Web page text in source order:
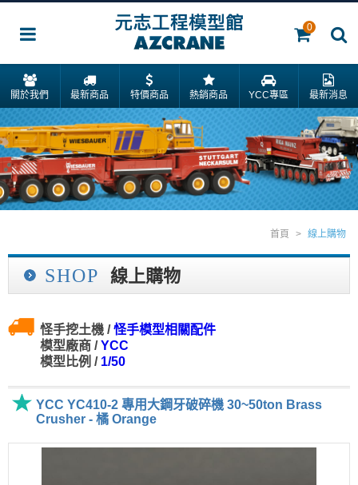
0
關於我們 最新商品 特價商品 熱銷商品 YCC專區 最新消息
SHOP 線上購物
首頁 > 線上購物
怪手挖土機 /怪手模型相關配件
模型廠商 /YCC
模型比例 / 1/50
YCC YC410-2 專用大鋼牙破碎機 30~50ton Brass
Crusher - 橘 Orange